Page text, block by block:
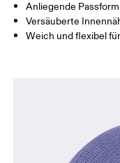
Anliegende Passform
Versäuberte
Weich und flexibel